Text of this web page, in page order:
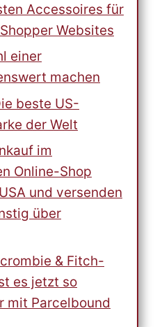
Accessoires für
Websites
einer
machen
beste US-
der Welt
im
Online-Shop
und versenden
über
& Fitch-
es jetzt so
mit Parcelbound